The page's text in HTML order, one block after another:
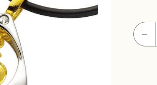
－